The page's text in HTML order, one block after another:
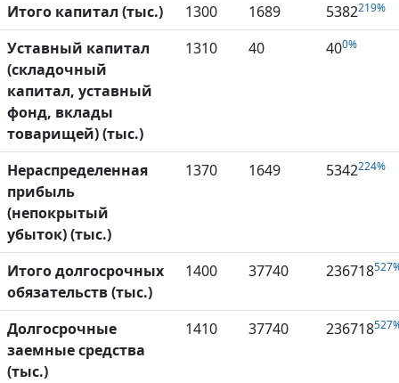
Итого капитал (тыс.) 1300 1689 5382219%
Уставный капитал
(складочный
капитал, уставный
фонд, вклады
товарищей) (тыс.)
1310 40 400%
Нераспределенная
прибыль
(непокрытый
убыток) (тыс.)
1370 1649 5342224%
Итого долгосрочных
обязательств (тыс.)
1400 37740 236718
Долгосрочные
заемные средства
(тыс.)
1410 37740 236718